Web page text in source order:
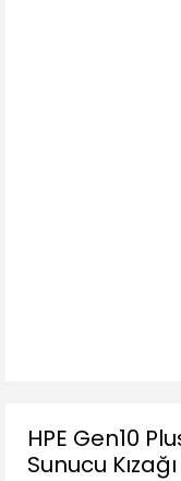
HPE Gen10
Sunucu